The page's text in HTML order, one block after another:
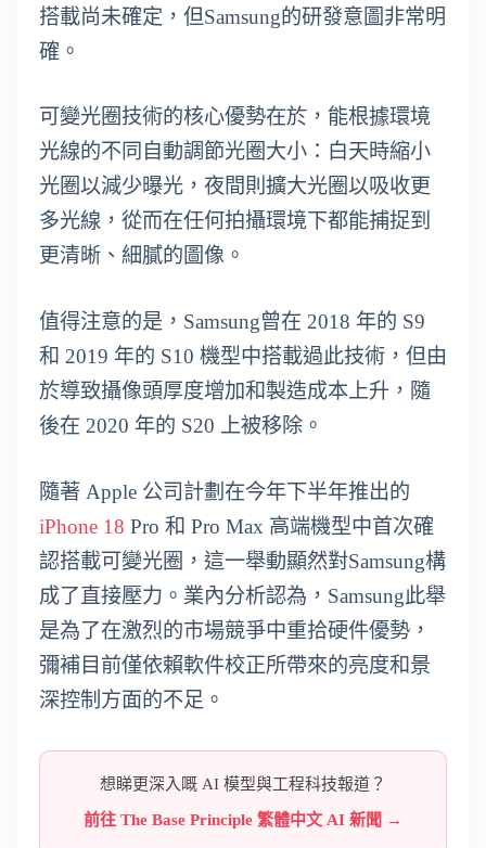
搭載尚未確定，但Samsung的研發意圖非常明
確。
可變光圈技術的核心優勢在於，能根據環境
光線的不同自動調節光圈大小：白天時縮小
光圈以減少曝光，夜間則擴大光圈以吸收更
多光線，從而在任何拍攝環境下都能捕捉到
更清晰、細膩的圖像。
值得注意的是，Samsung曾在 2018 年的 S9
和 2019 年的 S10 機型中搭載過此技術，但由
於導致攝像頭厚度增加和製造成本上升，隨
後在 2020 年的 S20 上被移除。
隨著 Apple 公司計劃在今年下半年推出的
iPhone 18 Pro 和 Pro Max 高端機型中首次確
認搭載可變光圈，這一舉動顯然對Samsung構
成了直接壓力。業內分析認為，Samsung此舉
是為了在激烈的市場競爭中重拾硬件優勢，
彌補目前僅依賴軟件校正所帶來的亮度和景
深控制方面的不足。
想睇更深入嘅 AI 模型與工程科技報道？
前往 The Base Principle 繁體中文 AI 新聞 →